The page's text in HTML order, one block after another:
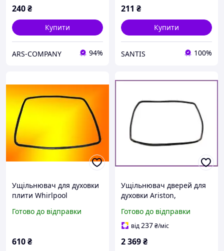
240₴
Купити
ARS-COMPANY 94%
211 ₴
Купити
SANTIS 100%
Ущільнювач для духовки
плити Whirlpool
Indesit C00027982,
Готово до відправки
610₴
Ущільнювач дверей для
духовки Ariston,
прокладка для ремонту
кухонної електроплити
Готово до відправки
від237₴/міс
2 369₴